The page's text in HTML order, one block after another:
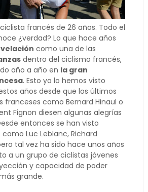
francés de 26 años. Todo el
¿verdad? Lo que hace años
como una de las
dentro del ciclismo francés,
año a año en la gran
. Esto ya lo hemos visto
años desde que los últimos
franceses como Bernard Hinaul o
Fignon diesen algunas alegrías
entonces se han visto
Luc Leblanc, Richard
tal vez ha sido hace unos años
a un grupo de ciclistas jóvenes
y capacidad de poder
grande.